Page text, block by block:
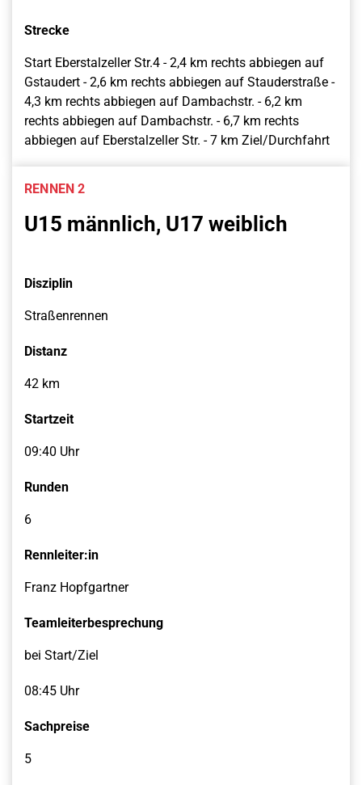
Strecke
Start Eberstalzeller Str.4 - 2,4 km rechts abbiegen auf
Gstaudert - 2,6 km rechts abbiegen auf Stauderstraße -
4,3 km rechts abbiegen auf Dambachstr. - 6,2 km
rechts abbiegen auf Dambachstr. - 6,7 km rechts
abbiegen auf Eberstalzeller Str. - 7 km Ziel/Durchfahrt
RENNEN 2
U15 männlich, U17 weiblich
Disziplin
Straßenrennen
Distanz
42 km
Startzeit
09:40 Uhr
Runden
6
Rennleiter:in
Franz Hopfgartner
Teamleiterbesprechung
bei Start/Ziel
08:45 Uhr
Sachpreise
5